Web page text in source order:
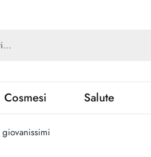
Cosmesi Salute